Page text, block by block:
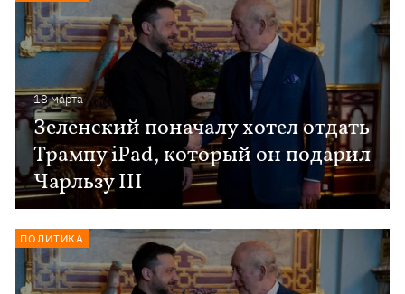
18 марта
Зеленский поначалу хотел отдать
Трампу iPad, который он подарил
Чарльзу III
ПОЛИТИКА